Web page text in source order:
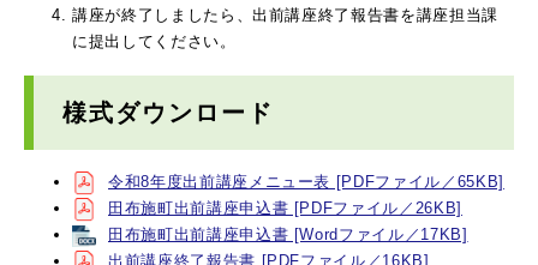
講座が終了しましたら、出前講座終了報告書を講座担当課
に提出してください。
様式ダウンロード
令和8年度出前講座メニュー表 [PDFファイル／65KB]
田布施町出前講座申込書 [PDFファイル／26KB]
田布施町出前講座申込書 [Wordファイル／17KB]
出前講座終了報告書 [PDFファイル／16KB]